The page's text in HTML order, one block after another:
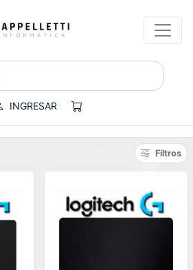
INGRESAR
Filtros